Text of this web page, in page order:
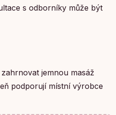
s odborníky může být
jemnou masáž
podporují místní výrobce